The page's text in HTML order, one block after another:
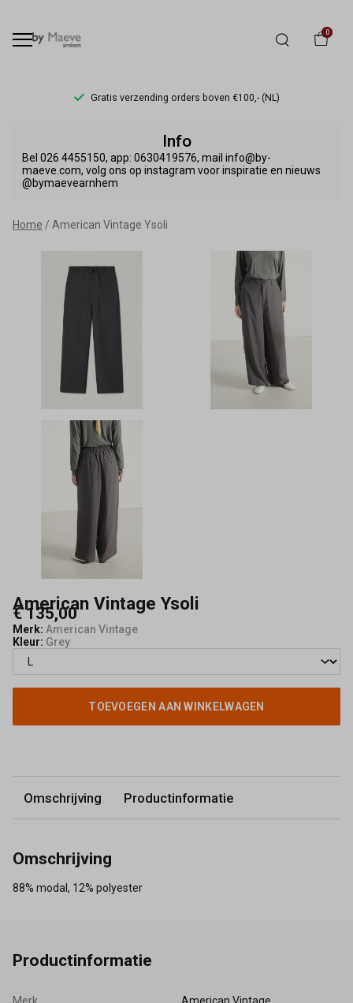
0
Gratis verzending orders boven €100,- (NL)
Vintage
Ysoli
Maeve
Info
Bel 026 4455150, app: 0630419576, mail info@by-
maeve.com, volg ons op instagram voor inspiratie en nieuws
@bymaevearnhem
Home American Vintage Ysoli
American Vintage Ysoli
€ 135,00
Merk: American Vintage
Kleur: Grey
TOEVOEGEN AAN WINKELWAGEN
Omschrijving Productinformatie
Omschrijving
88% modal, 12% polyester
Productinformatie
Merk American Vintage